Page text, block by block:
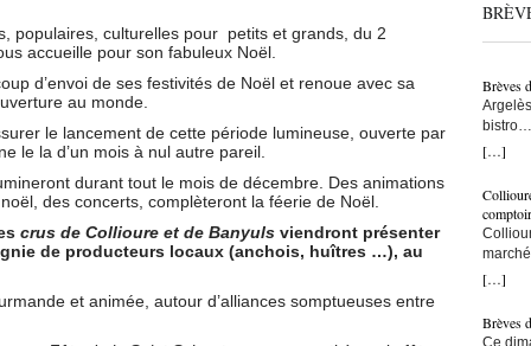
populaires, culturelles pour petits et grands, du 2
accueille pour son fabuleux Noël.
d’envoi de ses festivités de Noël et renoue avec sa
au monde.
le lancement de cette période lumineuse, ouverte par
le la d’un mois à nul autre pareil.
durant tout le mois de décembre. Des animations
des concerts, complèteront la féerie de Noël.
crus de Collioure et de Banyulsviendront présenter
de producteurs locaux (anchois, huîtres …), au
et animée, autour d’alliances somptueuses entre
une
monte
bras
l’on
ce
Brèves
bistro…
– Ici,
bras…
crois
[…]
de-
bon !
[…]
Brèves
Ce